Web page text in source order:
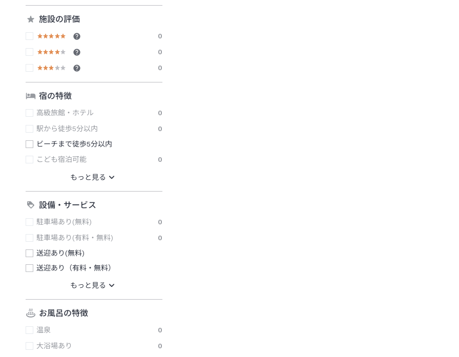
施設の評価
0
0
0
宿の特徴
高級旅館・ホテル
0
駅から徒歩5分以内
0
ビーチまで徒歩5分以内
こども宿泊可能
0
設備・サービス
駐車場あり(無料)
0
駐車場あり(有料・無料)
0
送迎あり(無料)
送迎あり（有料・無料）
お風呂の特徴
温泉
0
大浴場あり
0